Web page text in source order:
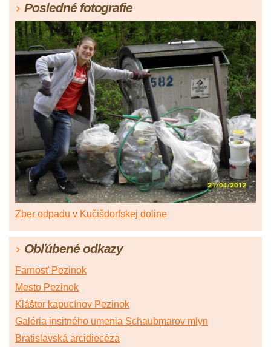
Posledné fotografie
Zber odpadu v Kučišdorfskej doline
Obľúbené odkazy
Farnosť Pezinok
Mesto Pezinok
Kláštor kapucínov Pezinok
Galéria insitného umenia Schaubmarov mlyn
Bratislavská arcidiecéza